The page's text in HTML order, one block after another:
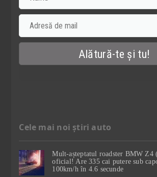
Cele mai noi știri auto
Mult-așteptatul roadster BMW Z4
oficial! Are 335 cai putere sub
100km/h în 4.6 secunde